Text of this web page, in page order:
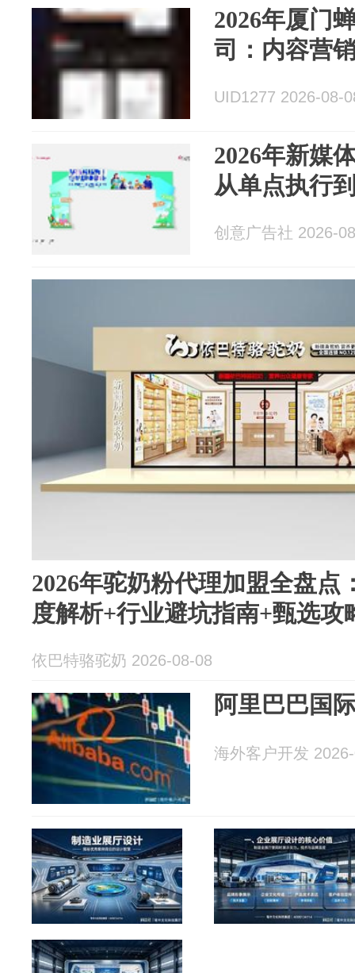
2026年厦门
司：内容营
UID1277 2026-08-
2026年新媒
从单点执行
创意广告社 2026-
2026年驼奶粉代理加盟全盘点
度解析+行业避坑指南+甄选攻
依巴特骆驼奶 2026-08-08
阿里巴巴国
海外客户开发